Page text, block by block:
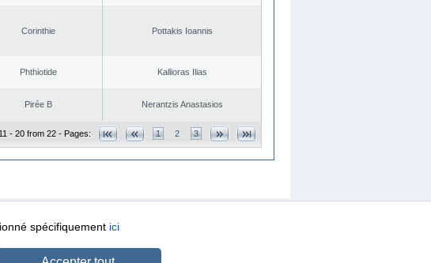
Corinthie Pottakis Ioannis
Phthiotide Kallioras Ilias
Pirée B Nerantzis Anastasios
- 20 from 22 - Pages: 1 2 3
spécifiquement ici